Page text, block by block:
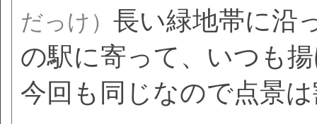
だっけ） 長い緑地帯に沿
の駅に寄って、いつも
今回も同じなので点景